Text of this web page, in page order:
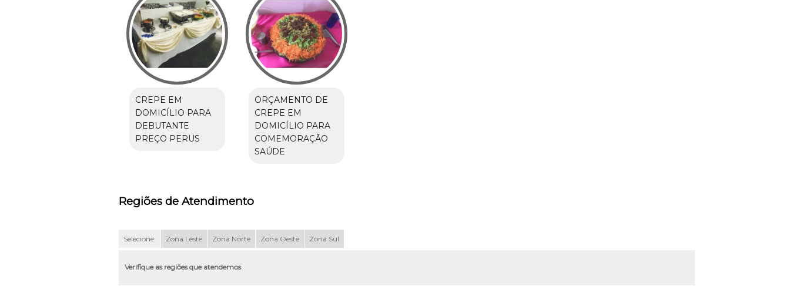
CREPE EM
DOMICÍLIO PARA
DEBUTANTE
PREÇO PERUS
ORÇAMENTO DE
CREPE EM
DOMICÍLIO PARA
COMEMORAÇÃO
SAÚDE
Regiões de Atendimento
Selecione: Zona Leste Zona Norte Zona Oeste Zona Sul
Verifique as regiões que atendemos